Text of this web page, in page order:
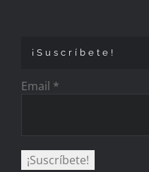
¡Suscríbete!
Email *